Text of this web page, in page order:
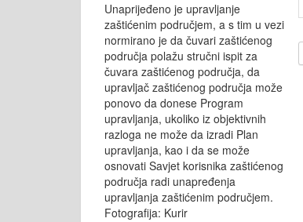
Unaprijeđeno je upravljanje
zaštićenim područjem, a s tim u vezi
normirano je da čuvari zaštićenog
područja polažu stručni ispit za
čuvara zaštićenog područja, da
upravljač zaštićenog područja može
ponovo da donese Program
upravljanja, ukoliko iz objektivnih
razloga ne može da izradi Plan
upravljanja, kao i da se može
osnovati Savjet korisnika zaštićenog
područja radi unapređenja
upravljanja zaštićenim područjem.
Fotografija: Kurir